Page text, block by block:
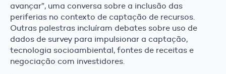
avançar”, uma conversa sobre a inclusão das
periferias no contexto de captação de recursos.
Outras palestras incluíram debates sobre uso de
dados de survey para impulsionar a captação,
tecnologia socioambiental, fontes de receitas e
negociação com investidores.